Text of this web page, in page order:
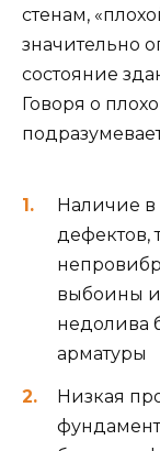
стенам,
значительно
состояние
Говоря о
Наличие
дефектов,
выбоины
недолива
арматуры
Низкая